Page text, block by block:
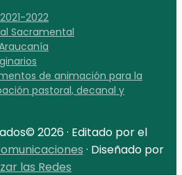
2022
Sacramental
de animación para la
pastoral, decanal y
2026 · Editado por el
· Diseñado por
las Redes